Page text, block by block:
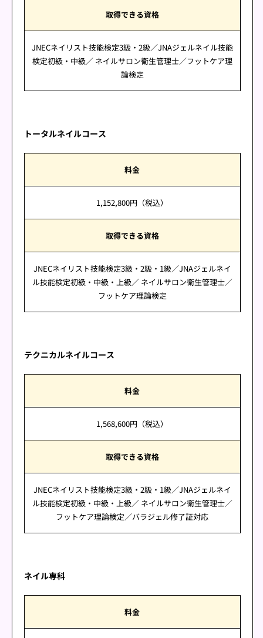
取得できる資格
JNECネイリスト技能検定3級・2級／JNAジェルネイル技能
検定初級・中級／ ネイルサロン衛生管理士／フットケア理
論検定
トータルネイルコース
料金
1,152,800円（税込）
取得できる資格
JNECネイリスト技能検定3級・2級・1級／JNAジェルネイ
ル技能検定初級・中級・上級／ ネイルサロン衛生管理士／
フットケア理論検定
テクニカルネイルコース
料金
1,568,600円（税込）
取得できる資格
JNECネイリスト技能検定3級・2級・1級／JNAジェルネイ
ル技能検定初級・中級・上級／ ネイルサロン衛生管理士／
フットケア理論検定／バラジェル修了証対応
ネイル専科
料金